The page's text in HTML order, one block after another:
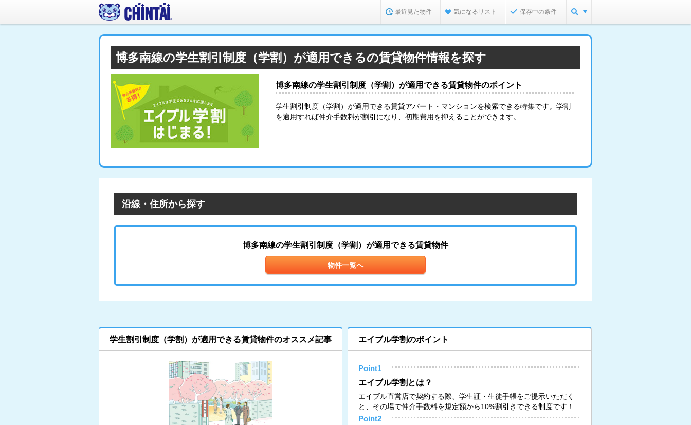
最近見た物件 気になるリスト 保存中の条件
博多南線の学生割引制度（学割）が適用できるの賃貸物件情報を探す
博多南線の学生割引制度（学割）が適用できる賃貸物件のポイント
学生割引制度（学割）が適用できる賃貸アパート・マンションを検索できる特集です。学割
を適用すれば仲介手数料が割引になり、初期費用を抑えることができます。
沿線・住所から探す
博多南線の学生割引制度（学割）が適用できる賃貸物件
物件一覧へ
学生割引制度（学割）が適用できる賃貸物件のオススメ記事 エイブル学割のポイント
Point1
エイブル学割とは？
エイブル直営店で契約する際、学生証・生徒手帳をご提示いただく
と、その場で仲介手数料を規定額から10%割引きできる制度です！
Point2